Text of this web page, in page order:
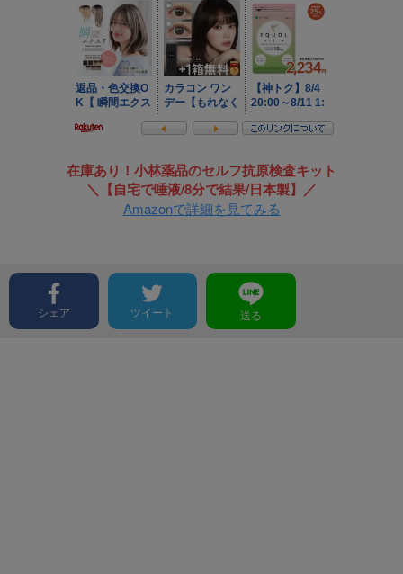
在庫あり！小林薬品のセルフ抗原検査キット
＼【自宅で唾液/8分で結果/日本製】／
Amazonで詳細を見てみる
シェア ツイート 送る